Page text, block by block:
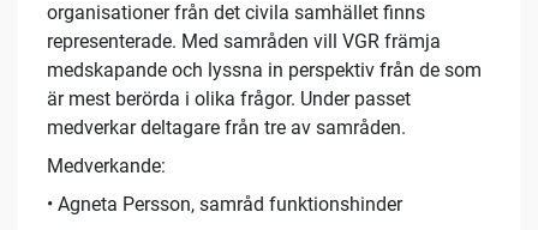
organisationer från det civila samhället finns
representerade. Med samråden vill VGR främja
medskapande och lyssna in perspektiv från de som
är mest berörda i olika frågor. Under passet
medverkar deltagare från tre av samråden.
Medverkande:
• Agneta Persson, samråd funktionshinder